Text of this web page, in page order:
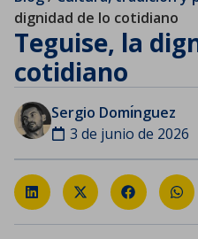
dignidad de lo cotidiano
Teguise, la
cotidiano
Sergio Domı́nguez
3 de junio de 2026